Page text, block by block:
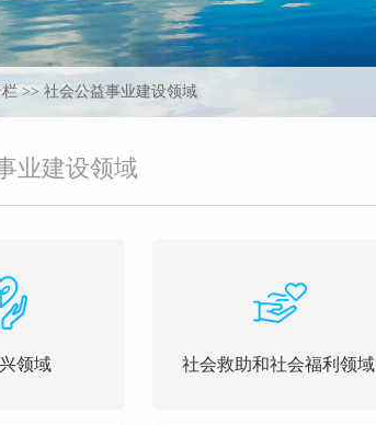
>> 社会公益事业建设领域
业建设领域
领域 社会救助和社会福利领域